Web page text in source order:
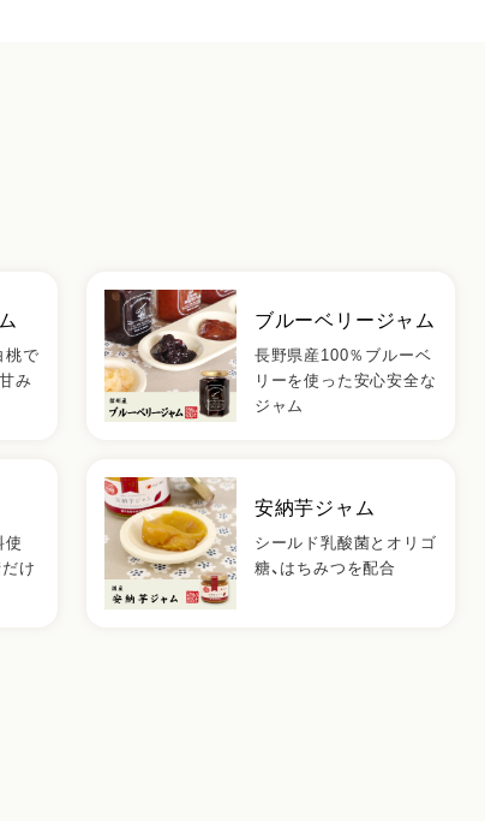
桃で
み
ブルーベリージャム
長野県産100％ブルーベ
リーを使った安心安全な
ジャム
使
け
安納芋ジャム
シールド乳酸菌とオリゴ
糖、はちみつを配合